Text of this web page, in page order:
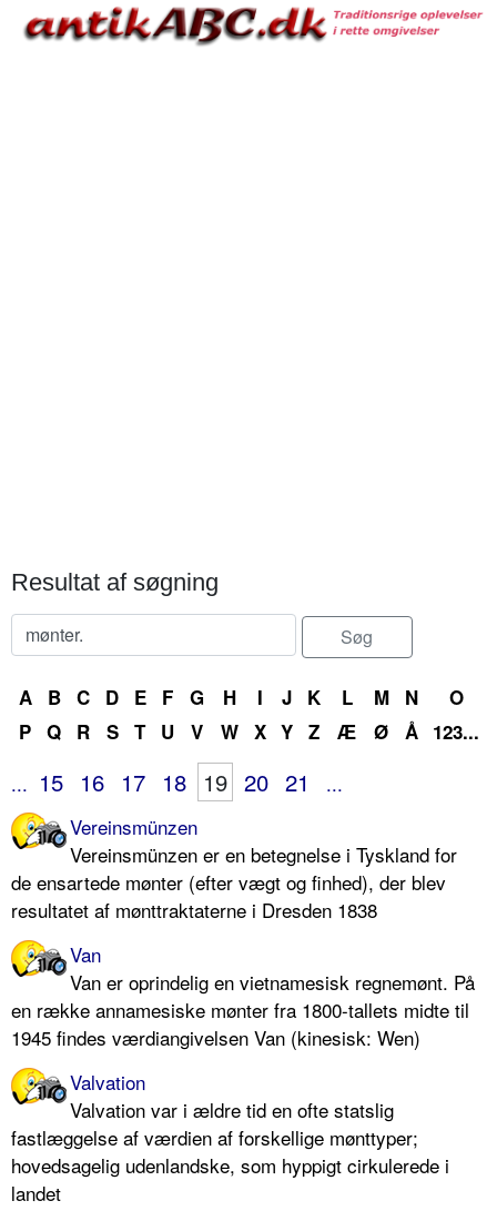
Resultat af søgning
A B C D E F G H I J K L M N
O
P Q R S T U V W X Y Z Æ Ø Å 123...
... 15 16 17 18 19 20 21
...
Vereinsmünzen
Vereinsmünzen er en betegnelse i Tyskland for
de ensartede mønter (efter vægt og finhed), der blev
resultatet af mønttraktaterne i Dresden 1838
Van
Van er oprindelig en vietnamesisk regnemønt. På
en række annamesiske mønter fra 1800-tallets midte til
1945 findes værdiangivelsen Van (kinesisk: Wen)
Valvation
Valvation var i ældre tid en ofte statslig
fastlæggelse af værdien af forskellige mønttyper;
hovedsagelig udenlandske, som hyppigt cirkulerede i
landet